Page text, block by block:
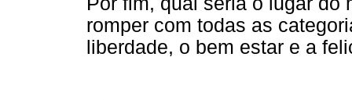
romper com todas as
liberdade, o bem estar e a